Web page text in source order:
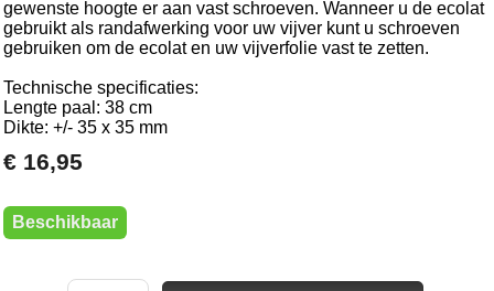
gewenste hoogte er aan vast schroeven. Wanneer u de ecolat
gebruikt als randafwerking voor uw vijver kunt u schroeven
gebruiken om de ecolat en uw vijverfolie vast te zetten.
Technische specificaties:
Lengte paal: 38 cm
Dikte: +/- 35 x 35 mm
€ 16,95
Beschikbaar